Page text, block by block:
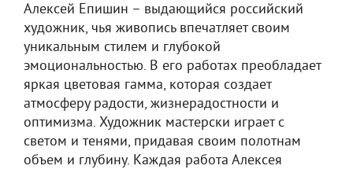
Алексей Епишин – выдающийся российский
художник, чья живопись впечатляет своим
уникальным стилем и глубокой
эмоциональностью. В его работах преобладает
яркая цветовая гамма, которая создает
атмосферу радости, жизнерадостности и
оптимизма. Художник мастерски играет с
светом и тенями, придавая своим полотнам
объем и глубину. Каждая работа Алексея